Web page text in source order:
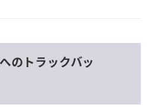
のトラックバッ